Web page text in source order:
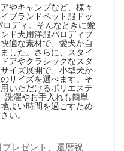
やキャンプなど、様々
ブランドペット服ドッ
ディ。そんなときに愛
ド犬用洋服パロディブ
適な素材で、愛犬が自
した。さらに、スタイ
アやクラシックなスタ
イズ展開で、小型犬か
サイズを選べます。そ
いただけるポリエステ
洗濯やお手入れも簡単
よい時間を過ごすため
い。
レゼント、還暦祝